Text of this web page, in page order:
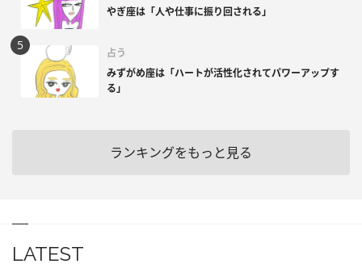
やぎ座は「人や仕事に振り回される」
占う
みずがめ座は「ハートが活性化されてパワーアップす
る」
ランキングをもっと見る
LATEST